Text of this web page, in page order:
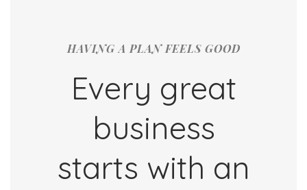
HAVING A PLAN FEELS GOOD
Every great
business
starts with an